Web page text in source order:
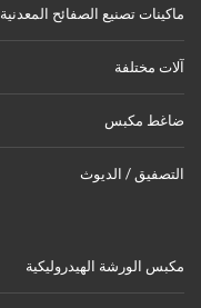
ماكينات تصنيع الصفائح المعدنية
آلات مختلفة
ضاغط مكبس
التصفيق / الديوث
مكبس الورشة الهيدروليكية